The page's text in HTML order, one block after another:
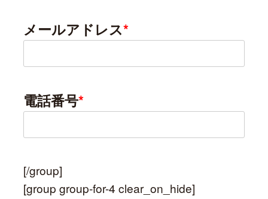
メールアドレス*
電話番号*
[/group]
[group group-for-4 clear_on_hide]